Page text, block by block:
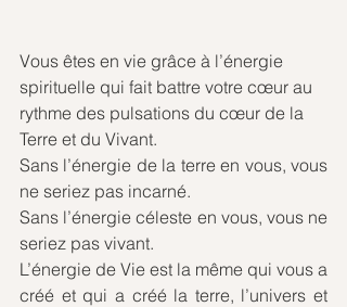
Vous êtes en vie grâce à l’énergie
spirituelle qui fait battre votre cœur au
rythme des pulsations du cœur de la
Terre et du Vivant.
Sans l’énergie de la terre en vous, vous
ne seriez pas incarné.
Sans l’énergie céleste en vous, vous ne
seriez pas vivant.
L’énergie de Vie est la même qui vous a
créé et qui a créé la terre, l’univers et